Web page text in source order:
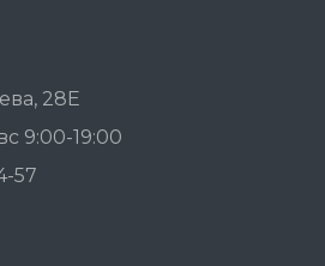
28Е
9:00-19:00
57